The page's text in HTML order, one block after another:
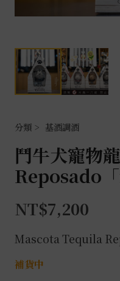
基酒調酒
鬥牛犬寵物
Reposado
NT$7,200
Mascota Tequila
補貨中